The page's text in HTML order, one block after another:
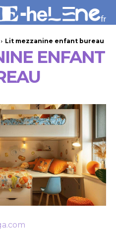
Lit mezzanine enfant bureau
ENFANT